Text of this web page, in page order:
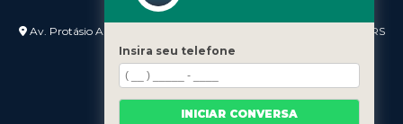
Endereço
Av. Protásio Alves nº 3240 Lojas 7 e 8 - Petrópolis - Porto Alegre - RS
- 90410-007
Insira seu telefone
INICIAR CONVERSA